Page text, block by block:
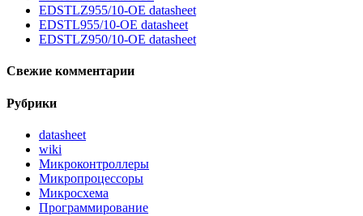
EDSTLZ955/10-OE datasheet
EDSTL955/10-OE datasheet
EDSTLZ950/10-OE datasheet
Свежие комментарии
Рубрики
datasheet
wiki
Микроконтроллеры
Микропроцессоры
Микросхема
Программирование